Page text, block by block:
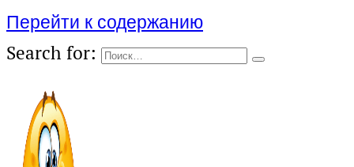
Перейти к содержанию
Search for: